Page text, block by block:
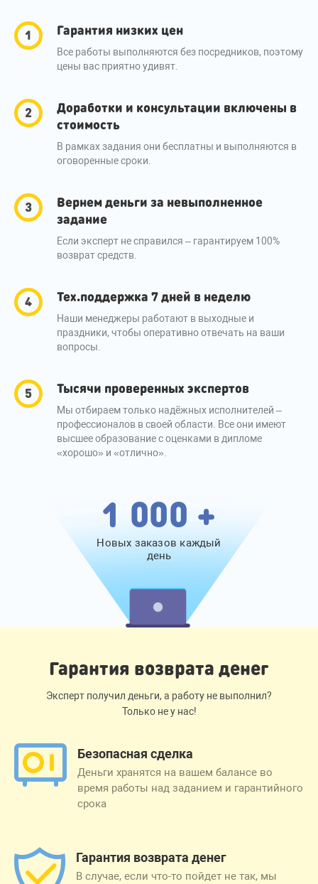
Гарантия низких цен
Все работы выполняются без посредников, поэтому
цены вас приятно удивят.
Доработки и консультации включены в
стоимость
В рамках задания они бесплатны и выполняются в
оговоренные сроки.
Вернем деньги за невыполненное
задание
Если эксперт не справился – гарантируем 100%
возврат средств.
Тех.поддержка 7 дней в неделю
Наши менеджеры работают в выходные и
праздники, чтобы оперативно отвечать на ваши
вопросы.
Тысячи проверенных экспертов
Мы отбираем только надёжных исполнителей –
профессионалов в своей области. Все они имеют
высшее образование с оценками в дипломе
«хорошо» и «отлично».
1 000 +
Новых заказов каждый
день
Гарантия возврата денег
Эксперт получил деньги, а работу не выполнил?
Только не у нас!
Безопасная сделка
Деньги хранятся на вашем балансе во
время работы над заданием и гарантийного
срока
Гарантия возврата денег
В случае, если что-то пойдет не так, мы